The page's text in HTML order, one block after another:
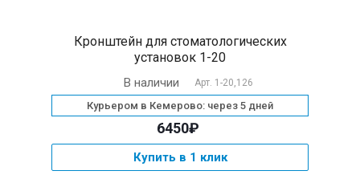
Кронштейн для стоматологических
установок 1-20
В наличии Арт. 1-20,126
Курьером в Кемерово: через 5 дней
6450₽
Купить в 1 клик